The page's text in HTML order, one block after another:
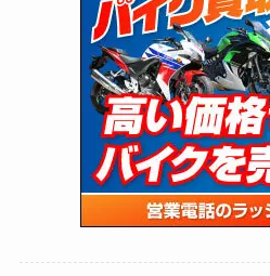
(34)
(5)
(12)
(65)
(109)
(25)
(24)
(47)
(15)
(5)
(62)
(4)
(6)
(17)
(5)
(131)
(38)
(131)
(167)
(85)
(21)
(61)
(171)
(98)
(13)
(60)
(274)
(171)
(38)
(47)
(59)
(141)
(415)
(16)
(147)
(19)
(12)
(16)